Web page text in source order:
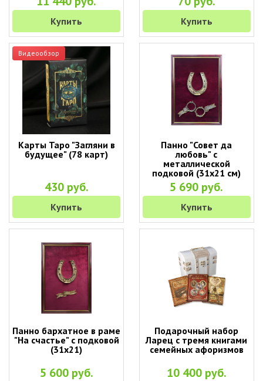
Купить Купить
Видеообзор
Карты Таро "Загляни в
будущее" (78 карт)
430 руб.
Купить
Панно "Совет да
любовь" с
металлической
подковой (31х21 см)
5 690 руб.
Купить
Панно бархатное в раме
"На счастье" с подковой
(31х21)
5 600 руб.
Подарочный набор
Ларец с тремя книгами
семейных афоризмов
10 400 руб.